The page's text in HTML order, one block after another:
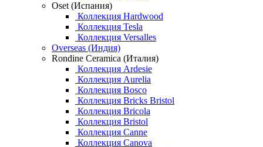
Oset (Испания)
Коллекция Hardwood
Коллекция Tesla
Коллекция Versalles
Overseas (Индия)
Rondine Ceramica (Италия)
Коллекция Ardesie
Коллекция Aurelia
Коллекция Bosco
Коллекция Bricks Bristol
Коллекция Bricola
Коллекция Bristol
Коллекция Canne
Коллекция Canova